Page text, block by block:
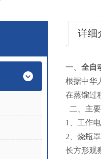
详细
一、 全自
根据中华
在蒸馏过
二、主
1、工作
2、烧瓶
长方形观